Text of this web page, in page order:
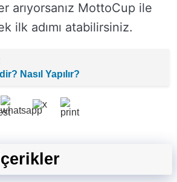
arıyorsanız MottoCup ile
ilk adımı atabilirsiniz.
Nasıl Yapılır?